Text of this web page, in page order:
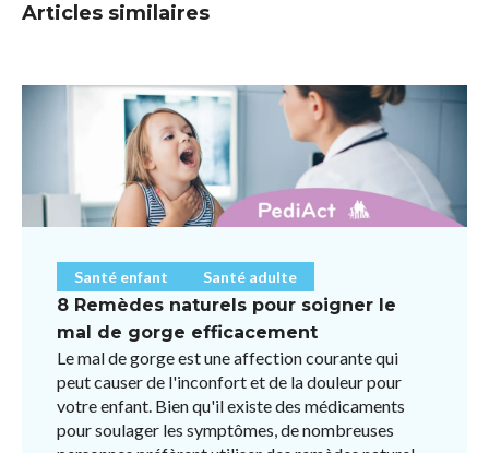
Articles similaires
Santé enfant Santé adulte
8 Remèdes naturels pour soigner le
mal de gorge efficacement
Le mal de gorge est une affection courante qui
peut causer de l'inconfort et de la douleur pour
votre enfant. Bien qu'il existe des médicaments
pour soulager les symptômes, de nombreuses